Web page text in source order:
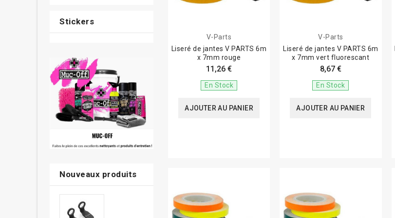
Stickers
Nouveaux produits
V-Parts
Liseré de jantes V PARTS 6m
x 7mm rouge
11,26 €
En Stock
AJOUTER AU PANIER
V-Parts
Liseré de jantes V PARTS 6m
x 7mm vert fluorescant
8,67 €
En Stock
AJOUTER AU PANIER